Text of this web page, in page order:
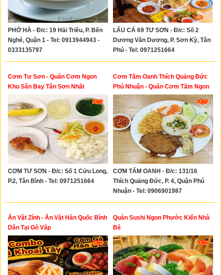
PHỞ HÀ - Đ/c: 19 Hải Triều, P. Bến
Nghé, Quận 1 - Tel: 0913944943 -
0333135797
LẨU CÁ 69 TƯ SƠN - Đ/c: Số 2
Dương Văn Dương, P. Sơn Kỳ, Tân
Phú - Tel: 0971251664
Cơm Tư Sơn - Quán Cơm Ngon
Khu Sân Bay Tân Sơn Nhất
CƠM TƯ SƠN - Đ/c: Số 1 Cửu Long,
P.2, Tân Bình - Tel: 0971251664
Cơm Tấm Oanh Thích Quảng Đức
Phú Nhuận - Quán Cơm Tấm Ngon
Quận Phú Nhuận
CƠM TẤM OANH - Đ/c: 131/16
Thích Quảng Đức, P. 4, Quận Phú
Nhuận - Tel: 0906901987
Ăn Vặt Zính - Ăn Vặt Hàn Quốc Bình
Dân Tại Gò Vấp
Quán Sushi Ngon Phước Kiển Nhà
Bè